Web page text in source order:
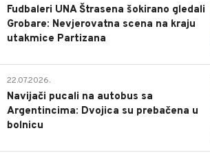
Fudbaleri UNA Štrasena šokirano gledali
Grobare: Nevjerovatna scena na kraju
utakmice Partizana
22.07.2026.
Navijači pucali na autobus sa
Argentincima: Dvojica su prebačena u
bolnicu